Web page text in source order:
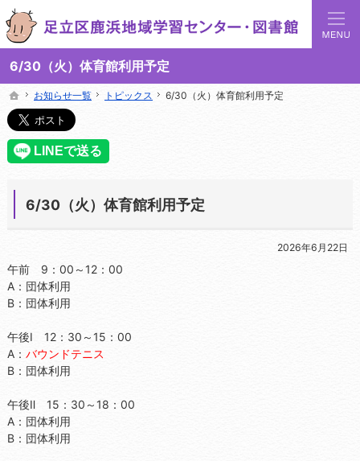
6/30（火）体育館利用予定
足立区鹿浜地域学習センターでは地域の講座や施設をご案内しています。
足立区鹿浜地域学習センターや図書館の総合案内サイト
ホーム
お知らせ一覧 トピックス 6/30（火）体育館利用予定
6/30（火）体育館利用予定
2026年6月22日
午前 9：00～12：00
A：団体利用
B：団体利用
午後Ⅰ 12：30～15：00
A： バウンドテニス
B：団体利用
午後Ⅱ 15：30～18：00
A：団体利用
B：団体利用
ホーム
お知らせ一覧 トピックス 6/30（火）体育館利用予定